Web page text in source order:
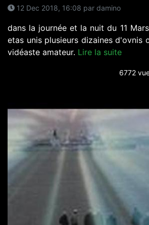
12 Dec 2018, 16:08 par damino
dans la journée et la nuit du 11
etas unis plusieurs dizaines d'ovnis
vidéaste amateur. Lire la suite
6772